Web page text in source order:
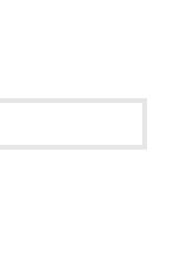
第。
い場所に置くなど